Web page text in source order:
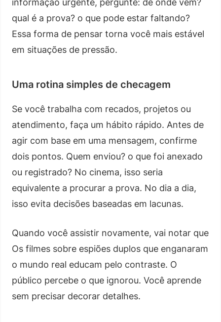
informação urgente, pergunte: de onde vem?
qual é a prova? o que pode estar faltando?
Essa forma de pensar torna você mais estável
em situações de pressão.
Uma rotina simples de checagem
Se você trabalha com recados, projetos ou
atendimento, faça um hábito rápido. Antes de
agir com base em uma mensagem, confirme
dois pontos. Quem enviou? o que foi anexado
ou registrado? No cinema, isso seria
equivalente a procurar a prova. No dia a dia,
isso evita decisões baseadas em lacunas.
Quando você assistir novamente, vai notar que
Os filmes sobre espiões duplos que enganaram
o mundo real educam pelo contraste. O
público percebe o que ignorou. Você aprende
sem precisar decorar detalhes.